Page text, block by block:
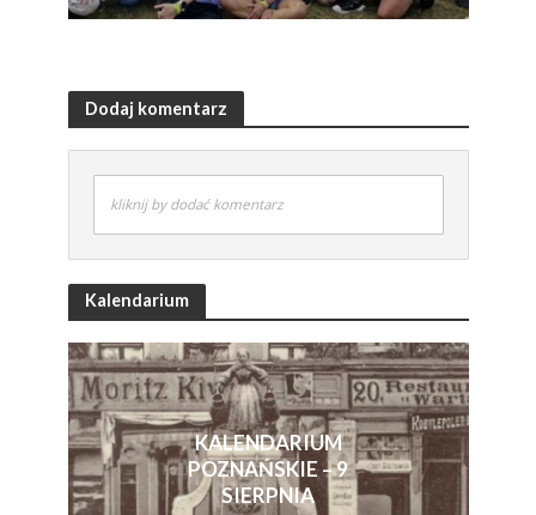
Dodaj komentarz
kliknij by dodać komentarz
Kalendarium
KALENDARIUM
POZNAŃSKIE – 9
SIERPNIA